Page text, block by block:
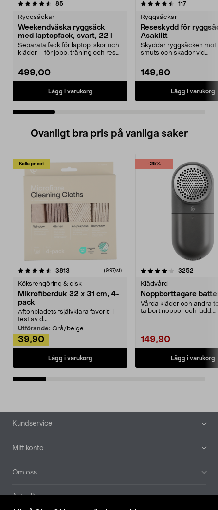
85recensioner
Ryggsäckar
Weekendväska ryggsäck
med laptopfack, svart, 22 l
Separata fack för laptop, skor och
kläder – för jobb, träning och resa.
499,00
Lägg i varukorg
4.5 av 5 stjärnor 117recensioner
Ryggsäckar
Reseskydd för
Asaklitt
Skyddar ryggsäcken mot
smuts och skador vid
149,90
Lägg i varukorg
4.5 av 5 stjärnor
Ovanligt bra pris på vanliga saker
Kolla priset
3813 (9,97/st)
Köksrengöring & disk
Mikrofiberduk 32 x 31 cm, 4-
pack
Aftonbladets "självklara favorit” i
test av d...
Utförande: Grå/beige
39,90
Lägg i varukorg
-25%
4.0av 5 stjärnor 3252
Klädvård
Noppborttagare
Vårda kläder och andra
ta bort noppor och ludd.
149,90
Lägg i varukorg
4.5av 5 stjärnor
Sidfot
Kundservice
Mitt konto
Om oss
Aktuellt